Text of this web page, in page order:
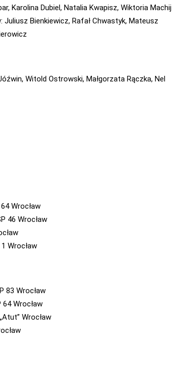
Karolina Dubiel, Natalia Kwapisz, Wiktoria Machij
Juliusz Bienkiewicz, Rafał Chwastyk, Mateusz
Witold Ostrowski, Małgorzata Rączka, Nel
Wrocław
46 Wrocław
Wrocław
83 Wrocław
64 Wrocław
Wrocław